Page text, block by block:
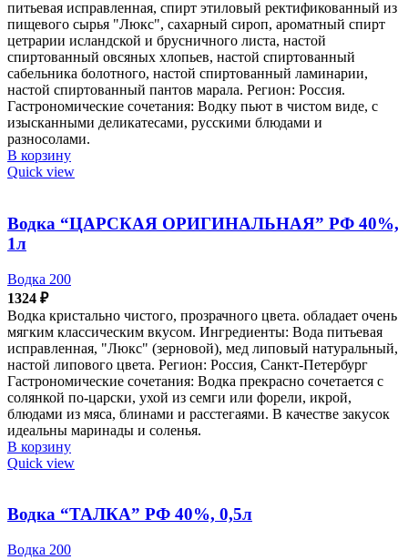
питьевая исправленная, спирт этиловый ректификованный из
пищевого сырья "Люкс", сахарный сироп, ароматный спирт
цетрарии исландской и брусничного листа, настой
спиртованный овсяных хлопьев, настой спиртованный
сабельника болотного, настой спиртованный ламинарии,
настой спиртованный пантов марала. Регион: Россия.
Гастрономические сочетания: Водку пьют в чистом виде, с
изысканными деликатесами, русскими блюдами и
разносолами.
В корзину
Quick view
Водка “ЦАРСКАЯ ОРИГИНАЛЬНАЯ” РФ 40%,
1л
Водка 200
1324 ₽
Водка кристально чистого, прозрачного цвета. обладает очень
мягким классическим вкусом. Ингредиенты: Вода питьевая
исправленная, "Люкс" (зерновой), мед липовый натуральный,
настой липового цвета. Регион: Россия, Санкт-Петербург
Гастрономические сочетания: Водка прекрасно сочетается с
солянкой по-царски, ухой из семги или форели, икрой,
блюдами из мяса, блинами и расстегаями. В качестве закусок
идеальны маринады и соленья.
В корзину
Quick view
Водка “ТАЛКА” РФ 40%, 0,5л
Водка 200